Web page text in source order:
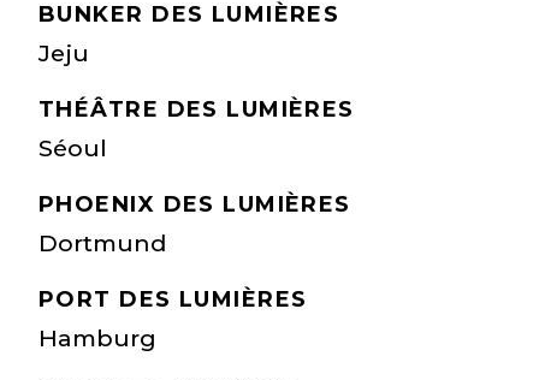
BUNKER DES LUMIÈRES
Jeju
THÉÂTRE DES LUMIÈRES
Séoul
PHOENIX DES LUMIÈRES
Dortmund
PORT DES LUMIÈRES
Hamburg